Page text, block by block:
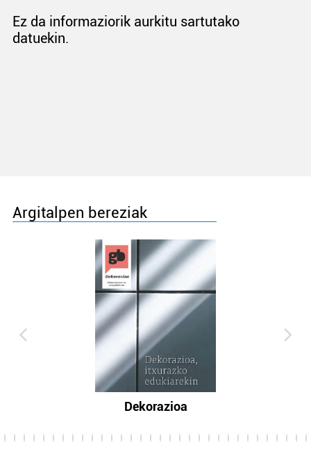
Ez da informaziorik aurkitu sartutako
datuekin.
Argitalpen bereziak
Dekorazioa